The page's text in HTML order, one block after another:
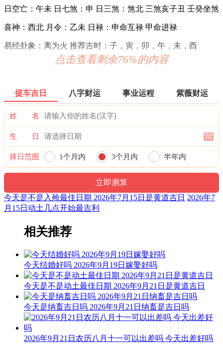
日空亡：午未 日七煞：申 日三煞：煞北 三煞亥子丑 壬癸坐煞
喜神：西北 月令：乙未 日禄：申命互禄 甲命进禄
易经卦象：离为火 推荐吉时：子，寅，卯，午，未，酉
财神：正东 月名：季夏 太岁位：正南
十二值神：金匮 — 吉：俗称“大黄道日”。古籍云：福德星，
月仙星，亦称金柜。利释道用事，阍者女子用事，吉。宜嫁
娶，不宜整戎伍。
福神：西南 月支：未土 年太岁：文哲
阳贵神：正南 月相：既朔月 岁破位：正北
六曜：先胜 — 平(上午吉，下午凶)：依古籍观点，寓意上午
吉，下午凶。先到者胜，意为此日做任何事都要迅速，赶早不
赶晚。
文。后来传至日本，并于当地流行，而在中国影响日渐式微。
点，此日万事皆凶。此为对“危”字的误解所致，危，本
为“高”意，高则有险，故有“危险”之说。然而，“高”乃出人头
地、出类拔萃也，故为黄道之日。
诗云：
危日登高及行船，尤恐险惊多不安；修造支柱宜行细，伤着人
命苦难言。
结婚联姻用之吉，子孙后代有余钱；安床作灶亦可用，不可动
点击查看剩余76%的内容
提车吉日 八字财运 事业运程 紫薇财运
姓 名
生 日
择日范围 1个月内 3个月内 半年内
今天是不是入殓最佳日期 2026年7月15日是黄道吉日 2026年7
月15日动土几点开始最吉利
相关推荐
今天结婚好吗 2026年9月19日嫁娶好吗
今天是不是动土最佳日期 2026年9月21日是黄道吉日
今天是纳畜吉日吗 2026年9月21日纳畜是吉日吗
2026年9月21日农历八月十一可以出差吗 今天出差好吗